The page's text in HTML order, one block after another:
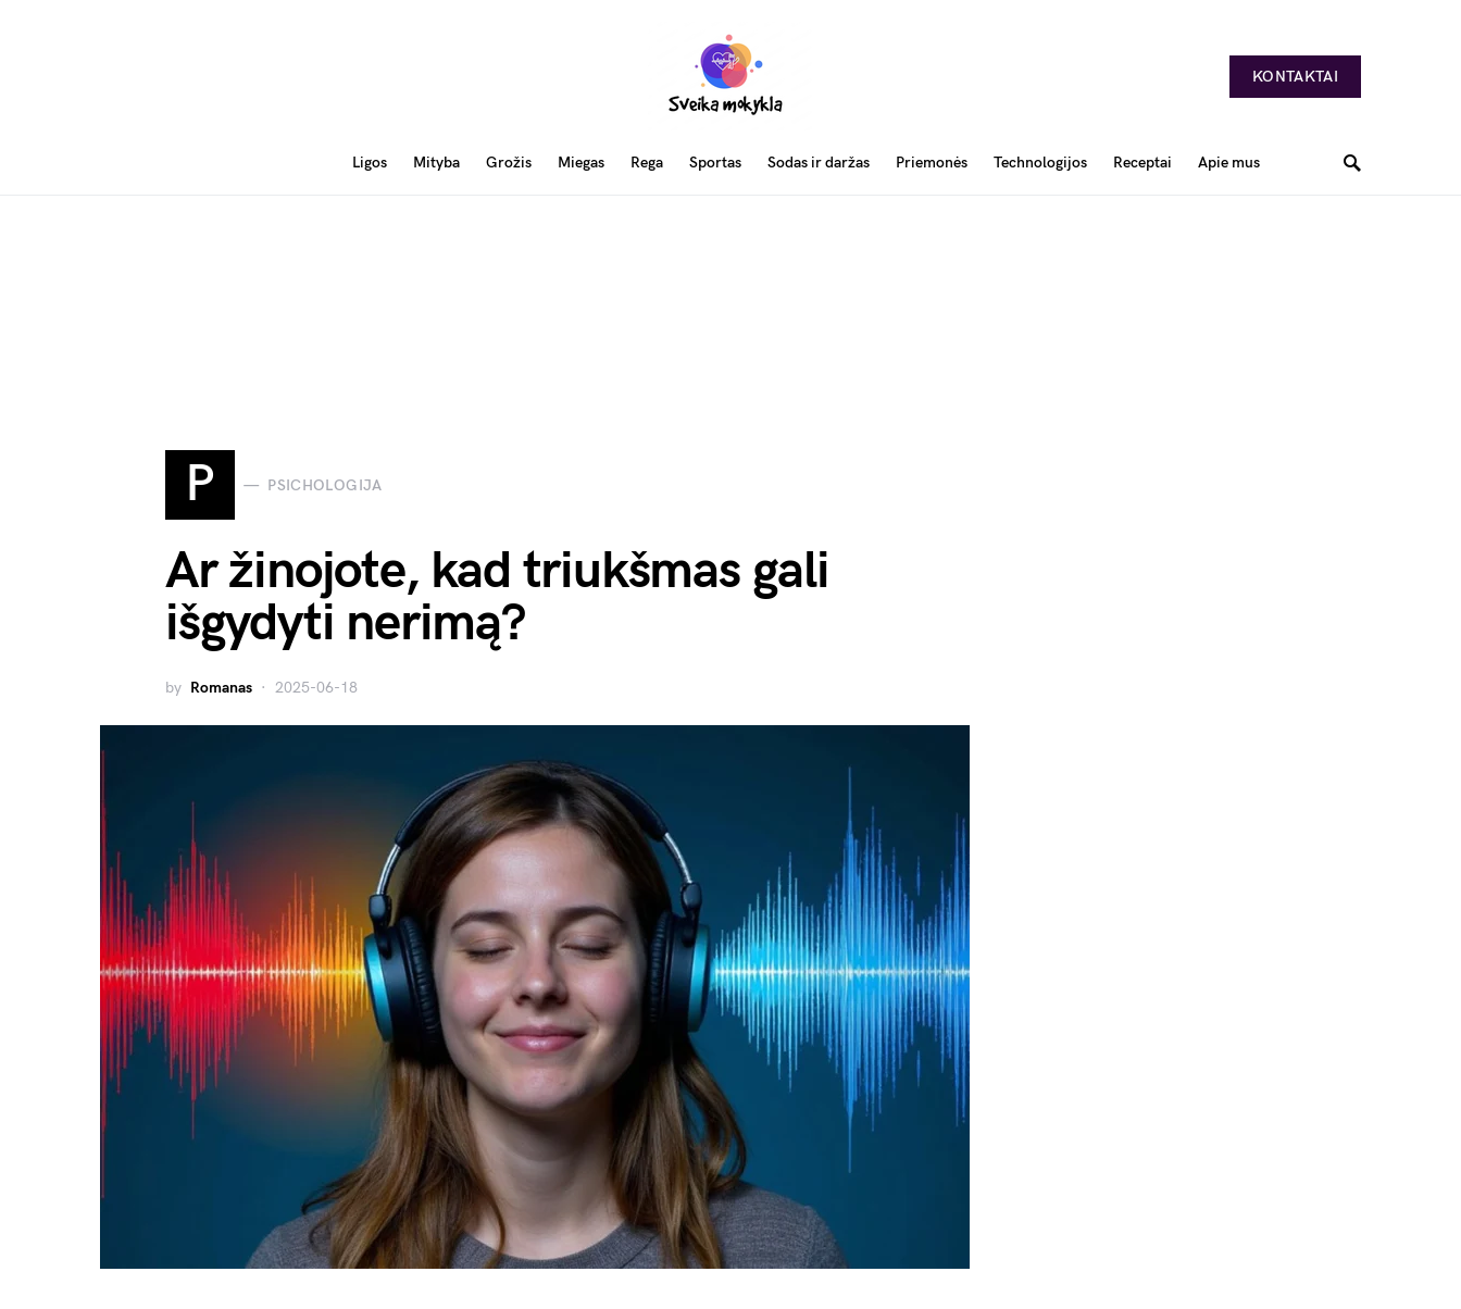
KONTAKTAI
Ligos Mityba Grožis Miegas Rega Sportas Sodas ir daržas Priemonės Technologijos Receptai Apie mus
P PSICHOLOGIJA
Ar žinojote, kad triukšmas gali
išgydyti nerimą?
by Romanas 2025-06-18